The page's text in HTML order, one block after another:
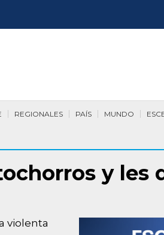
MUNDO
PAÍS
REGIONALES
y les
violenta